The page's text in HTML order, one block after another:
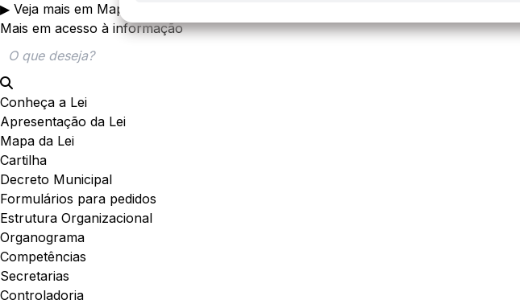
▶ Veja mais em Mapa de Leis
Mais em acesso à informação
Conheça a Lei
Apresentação da Lei
Mapa da Lei
Cartilha
Decreto Municipal
Formulários para pedidos
Estrutura Organizacional
Organograma
Competências
Secretarias
Controladoria